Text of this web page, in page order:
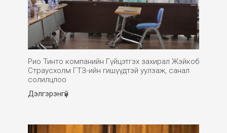
Рио Тинто компанийн Гүйцэтгэх захирал Жэйкоб
Страусхолм ГТЗ-ийн гишүүдтэй уулзаж, санал
солилцлоо
Дэлгэрэнгүй